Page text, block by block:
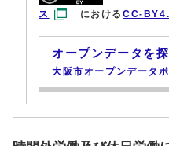
ス
におけるCC-
オープンデータを
大阪市オープンデータ